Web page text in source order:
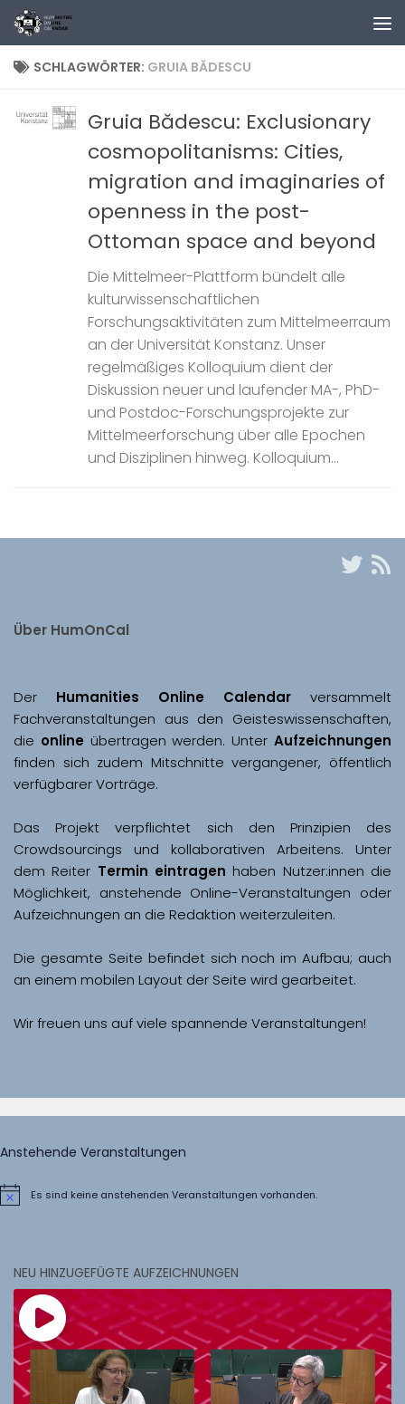
Zum Inhalt springen
SCHLAGWÖRTER: GRUIA BĂDESCU
Gruia Bădescu: Exclusionary
cosmopolitanisms: Cities,
migration and imaginaries of
openness in the post-
Ottoman space and beyond
Die Mittelmeer-Plattform bündelt alle
kulturwissenschaftlichen
Forschungsaktivitäten zum Mittelmeerraum
an der Universität Konstanz. Unser
regelmäßiges Kolloquium dient der
Diskussion neuer und laufender MA-, PhD-
und Postdoc-Forschungsprojekte zur
Mittelmeerforschung über alle Epochen
und Disziplinen hinweg. Kolloquium...
Über HumOnCal
Der Humanities Online Calendar versammelt
Fachveranstaltungen aus den Geisteswissenschaften,
die online übertragen werden. Unter Aufzeichnungen
finden sich zudem Mitschnitte vergangener, öffentlich
Das Projekt verpflichtet sich den Prinzipien des
Crowdsourcings und kollaborativen Arbeitens. Unter
dem Reiter Termin eintragen haben Nutzer:innen die
Möglichkeit, anstehende Online-Veranstaltungen oder
Aufzeichnungen an die Redaktion weiterzuleiten.
Die gesamte Seite befindet sich noch im Aufbau; auch
Wir freuen uns auf viele spannende Veranstaltungen!
Anstehende Veranstaltungen
HinweisEs sind keine anstehenden Veranstaltungen vorhanden.
NEU HINZUGEFÜGTE AUFZEICHNUNGEN